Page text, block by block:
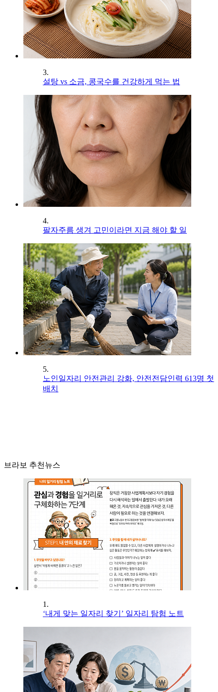
3.
설탕 vs 소금, 콩국수를 건강하게 먹는 법
4.
팔자주름 생겨 고민이라면 지금 해야 할 일
5.
노인일자리 안전관리 강화, 안전전담인력 613명 첫
배치
브라보 추천뉴스
1.
‘내게 맞는 일자리 찾기’ 일자리 탐험 노트